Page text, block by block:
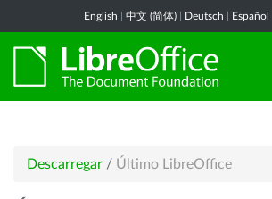
English 中文 (简体) Deutsch Español
Descarregar / Último LibreOffice